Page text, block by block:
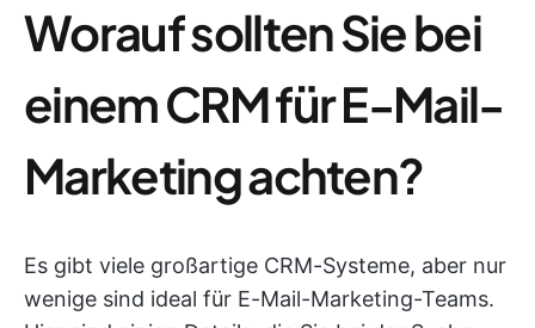
Worauf sollten Sie bei
einem CRM für E-Mail-
Marketing achten?
Es gibt viele großartige CRM-Systeme, aber nur
wenige sind ideal für E-Mail-Marketing-Teams.